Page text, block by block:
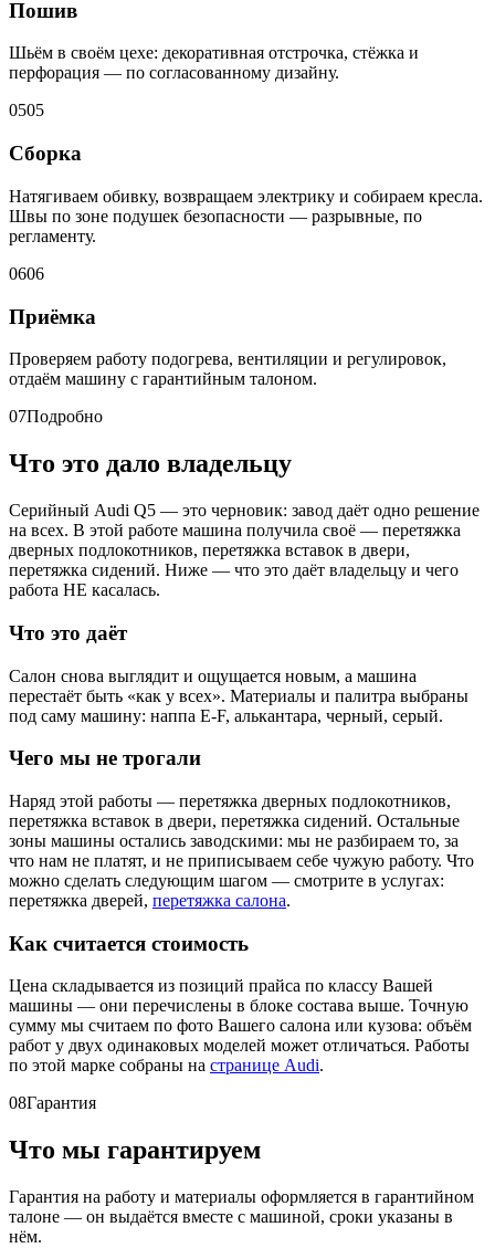
Пошив
Шьём в своём цехе: декоративная отстрочка, стёжка и
перфорация — по согласованному дизайну.
0505
Сборка
Натягиваем обивку, возвращаем электрику и собираем кресла.
Швы по зоне подушек безопасности — разрывные, по
регламенту.
0606
Приёмка
Проверяем работу подогрева, вентиляции и регулировок,
отдаём машину с гарантийным талоном.
07Подробно
Что это дало владельцу
Серийный Audi Q5 — это черновик: завод даёт одно решение
на всех. В этой работе машина получила своё — перетяжка
дверных подлокотников, перетяжка вставок в двери,
перетяжка сидений. Ниже — что это даёт владельцу и чего
работа НЕ касалась.
Что это даёт
Салон снова выглядит и ощущается новым, а машина
перестаёт быть «как у всех». Материалы и палитра выбраны
под саму машину: наппа E-F, алькантара, черный, серый.
Чего мы не трогали
Наряд этой работы — перетяжка дверных подлокотников,
перетяжка вставок в двери, перетяжка сидений. Остальные
зоны машины остались заводскими: мы не разбираем то, за
что нам не платят, и не приписываем себе чужую работу. Что
можно сделать следующим шагом — смотрите в услугах:
перетяжка дверей, перетяжка салона.
Как считается стоимость
Цена складывается из позиций прайса по классу Вашей
машины — они перечислены в блоке состава выше. Точную
сумму мы считаем по фото Вашего салона или кузова: объём
работ у двух одинаковых моделей может отличаться. Работы
по этой марке собраны на странице Audi.
08Гарантия
Что мы гарантируем
Гарантия на работу и материалы оформляется в гарантийном
талоне — он выдаётся вместе с машиной, сроки указаны в
нём.